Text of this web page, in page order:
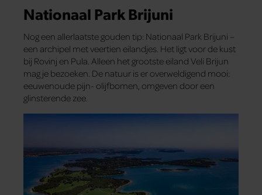
Nationaal Park Brijuni
Nog een allerlaatste gouden tip: Nationaal Park Brijuni –
een archipel met veertien eilandjes. Het ligt voor de kust
bij Rovinj en Pula. Alleen het grootste eiland Veli Brijun
mag je bezoeken. De natuur is er overweldigend mooi:
eeuwenoude pijn- olijfbomen, omgeven door een
glinsterende zee.